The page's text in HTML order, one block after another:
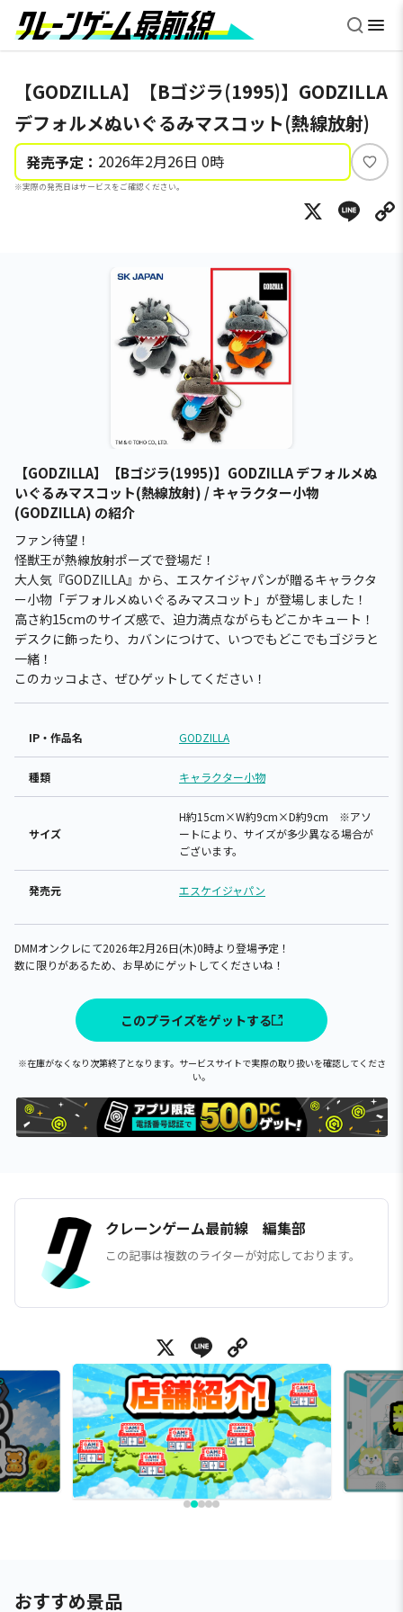
【GODZILLA】【Bゴジラ(1995)】GODZILLA
デフォルメぬいぐるみマスコット(熱線放射)
発売予定： 2026年2月26日 0時
※実際の発売日はサービスをご確認ください。
い
ね
X
【GODZILLA】【Bゴジラ(1995)】GODZILLA デフォルメぬ
いぐるみマスコット(熱線放射) / キャラクター小物
(GODZILLA) の紹介
ファン待望！
怪獣王が熱線放射ポーズで登場だ！
大人気『GODZILLA』から、エスケイジャパンが贈るキャラクタ
ー小物「デフォルメぬいぐるみマスコット」が登場しました！
高さ約15cmのサイズ感で、迫力満点ながらもどこかキュート！
デスクに飾ったり、カバンにつけて、いつでもどこでもゴジラと
一緒！
このカッコよさ、ぜひゲットしてください！
IP・作品名 GODZILLA
種類 キャラクター小物
サイズ
H約15cm×W約9cm×D約9cm ※アソ
ートにより、サイズが多少異なる場合が
ございます。
発売元 エスケイジャパン
DMMオンクレにて2026年2月26日(木)0時より登場予定！
数に限りがあるため、お早めにゲットしてくださいね！
このプライズをゲットする
※在庫がなくなり次第終了となります。サービスサイトで実際の取り扱いを確認してくださ
い。
クレーンゲーム最前線 編集部
この記事は複数のライターが対応しております。
X Line
おすすめ景品